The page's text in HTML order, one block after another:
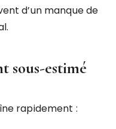
d’un manque de
sous-estimé
rapidement :